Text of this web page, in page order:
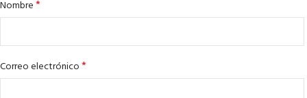
Nombre*
Correo electrónico*